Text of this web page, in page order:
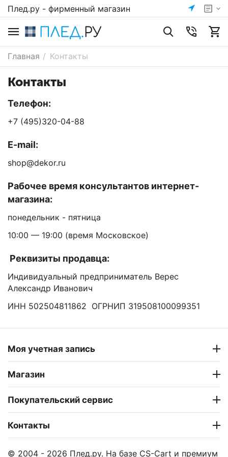
Плед.ру - фирменный магазин
Главная / Контакты
Контакты
Телефон:
+7 (495)320-04-88
E-mail:
shop@dekor.ru
Рабочее время консультантов интернет-
магазина:
понедельник - пятница
10:00 — 19:00 (время Московское)
Реквизиты продавца:
Индивидуальный предприниматель Верес
Александр Иванович
ИНН 502504811862 ОГРНИП 319508100099351
Моя учетная запись
Магазин
Покупательский сервис
Контакты
© 2004 - 2026 Плед.ру. На базе CS-Cart и премиум